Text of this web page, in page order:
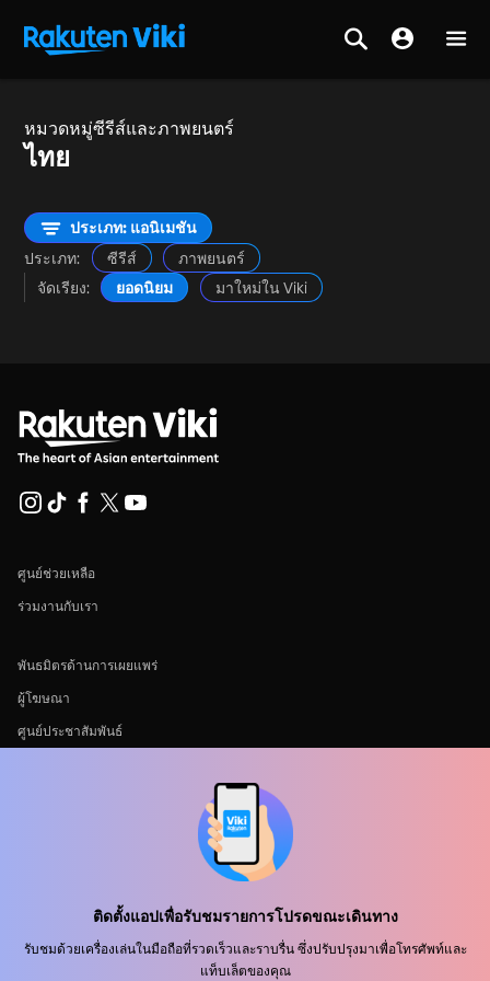
ติดตั้งแอปเพื่อรับชมรายการโปรดขณะเดินทาง
รับชมด้วยเครื่องเล่นในมือถือที่รวดเร็วและราบรื่น ซึ่งปรับปรุงมาเพื่อโทรศัพท์และ
แท็บเล็ตของคุณ
หมวดหมู่ซีรีส์และภาพยนตร์
ไทย
ประเภท: แอนิเมชัน
ประเภท:
ซีรีส์
ภาพยนตร์
จัดเรียง:
ยอดนิยม มาใหม่ใน Viki
ศูนย์ช่วยเหลือ
ร่วมงานกับเรา
พันธมิตรด้านการเผยแพร่
ผู้โฆษณา
ศูนย์ประชาสัมพันธ์
นโยบายเกี่ยวกับคุกกี้และเทคโนโลยีการติดตาม